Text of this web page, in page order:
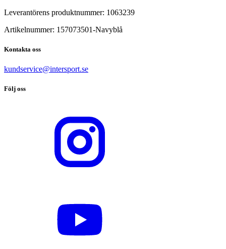
Leverantörens produktnummer: 1063239
Artikelnummer: 157073501-Navyblå
Kontakta oss
kundservice@intersport.se
Följ oss